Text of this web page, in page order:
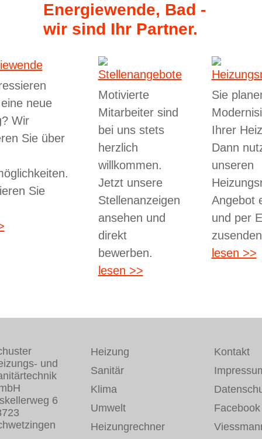
Energiewende, Bad -
wir sind Ihr Partner.
neue
Wir
Sie über
Sie
Motivierte
Mitarbeiter sind
bei uns stets
herzlich
willkommen.
Jetzt unsere
Stellenanzeigen
ansehen und
direkt
bewerben.
lesen >>
Sie
Ihrer
Dann
unseren
Angebot
und per
lesen >>
und
6
Heizung
Sanitär
Klima
Umwelt
Heizungrechner
Kontakt
Facebook